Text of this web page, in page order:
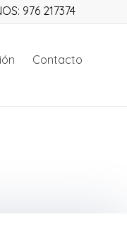
976 217374
Contacto